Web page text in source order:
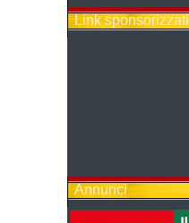
Link sponsorizzati
Annunci